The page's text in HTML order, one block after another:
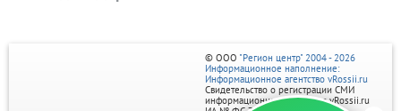
© ООО "Регион центр" 2004 - 2026
Информационное наполнение:
Информационное агентство vRossii.ru
Свидетельство о регистрации СМИ
информационного агентства vRossii.ru